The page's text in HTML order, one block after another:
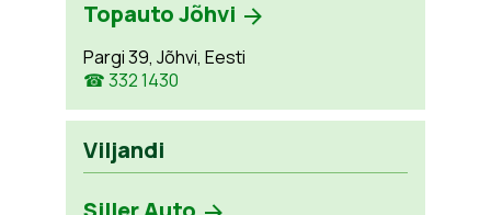
Topauto Jõhvi
Pargi 39, Jõhvi, Eesti
☎ 332 1430
Viljandi